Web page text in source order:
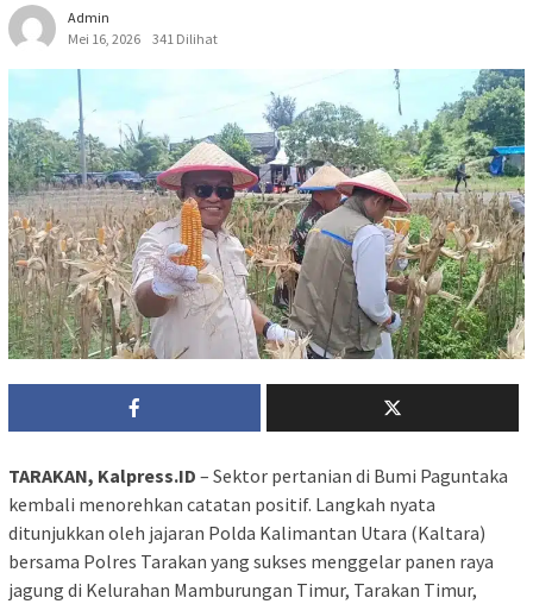
Admin
Mei 16, 2026
341 Dilihat
TARAKAN, Kalpress.ID – Sektor pertanian di Bumi Paguntaka
kembali menorehkan catatan positif. Langkah nyata
ditunjukkan oleh jajaran Polda Kalimantan Utara (Kaltara)
bersama Polres Tarakan yang sukses menggelar panen raya
jagung di Kelurahan Mamburungan Timur, Tarakan Timur,